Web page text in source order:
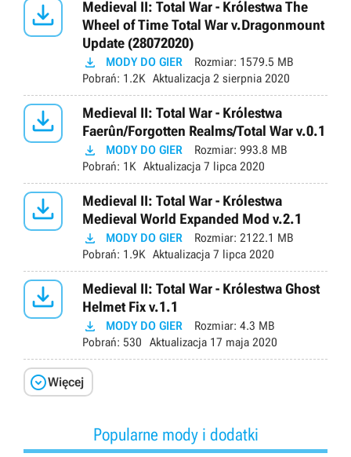

Medieval II: Total War - Królestwa The
Wheel of Time Total War v.Dragonmount
Update (28072020)
 MODY DO GIER Rozmiar: 1579.5 MB
Pobrań: 1.2K Aktualizacja 2 sierpnia 2020

Medieval II: Total War - Królestwa
Faerûn/Forgotten Realms/Total War v.0.1
 MODY DO GIER Rozmiar: 993.8 MB
Pobrań: 1K Aktualizacja 7 lipca 2020

Medieval II: Total War - Królestwa
Medieval World Expanded Mod v.2.1
 MODY DO GIER Rozmiar: 2122.1 MB
Pobrań: 1.9K Aktualizacja 7 lipca 2020

Medieval II: Total War - Królestwa Ghost
Helmet Fix v.1.1
 MODY DO GIER Rozmiar: 4.3 MB
Pobrań: 530 Aktualizacja 17 maja 2020
Więcej
Popularne mody i dodatki